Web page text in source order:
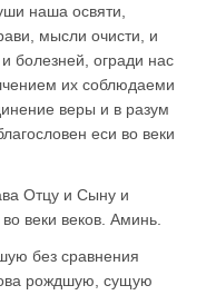
наша освяти,
мысли очисти, и
болезней, огради нас
их соблюдаеми
веры и в разум
еси во веки
Отцу и Сыну и
веки веков. Аминь.
без сравнения
рождшую, сущую